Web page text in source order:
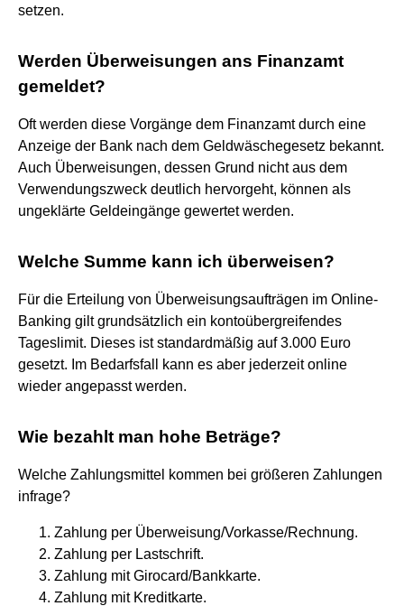
setzen.
Werden Überweisungen ans Finanzamt
gemeldet?
Oft werden diese Vorgänge dem Finanzamt durch eine
Anzeige der Bank nach dem Geldwäschegesetz bekannt.
Auch Überweisungen, dessen Grund nicht aus dem
Verwendungszweck deutlich hervorgeht, können als
ungeklärte Geldeingänge gewertet werden.
Welche Summe kann ich überweisen?
Für die Erteilung von Überweisungsaufträgen im Online-
Banking gilt grundsätzlich ein kontoübergreifendes
Tageslimit. Dieses ist standardmäßig auf 3.000 Euro
gesetzt. Im Bedarfsfall kann es aber jederzeit online
wieder angepasst werden.
Wie bezahlt man hohe Beträge?
Welche Zahlungsmittel kommen bei größeren Zahlungen
infrage?
Zahlung per Überweisung/Vorkasse/Rechnung.
Zahlung per Lastschrift.
Zahlung mit Girocard/Bankkarte.
Zahlung mit Kreditkarte.